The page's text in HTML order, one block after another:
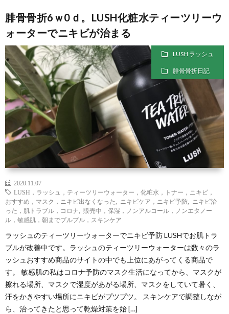
せ
シ
ー
シ
ー
腓骨骨折6ｗ0ｄ。LUSH化粧水ティーツリーウ
ォーターでニキビが治まる
LUSH ラッシュ
腓骨骨折日記
2020.11.07
LUSH，ラッシュ，ティーツリーウォーター，化粧水，トナー，ニキビ，
おすすめ，マスク，ニキビ出なくなった
ニキビケア，ニキビ予防
ニキビ治
った，肌トラブル，コロナ
販売中，保湿，ノンアルコール，ノンエタノー
ル，敏感肌，朝までプルプル，スキンケア
ラッシュのティーツリーウォーターでニキビ予防 LUSHでお肌トラ
ブルが改善中です。ラッシュのティーツリーウォーターは数々のラ
ッシュおすすめ商品のサイトの中でも上位にあがってくる商品で
す。 敏感肌の私はコロナ予防のマスク生活になってから、マスクが
擦れる場所、マスクで湿度があがる場所、マスクをしていて暑く、
汗をかきやすい場所にニキビがプツプツ。 スキンケアで調整しなが
ら、治ってきたと思って乾燥対策を始 […]